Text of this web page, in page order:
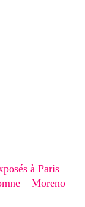
à Paris
– Moreno